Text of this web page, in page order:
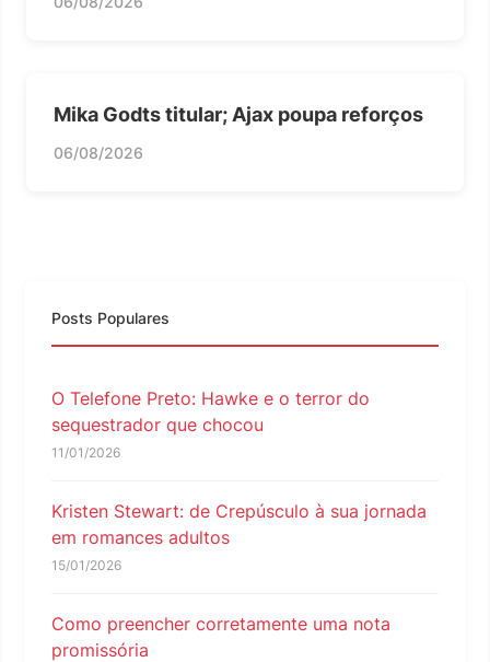
Mika Godts titular; Ajax poupa reforços
06/08/2026
Posts Populares
O Telefone Preto: Hawke e o terror do
sequestrador que chocou
11/01/2026
Kristen Stewart: de Crepúsculo à sua jornada
em romances adultos
15/01/2026
Como preencher corretamente uma nota
promissória